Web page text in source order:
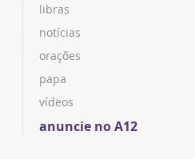
libras
notícias
orações
papa
vídeos
anuncie no A12